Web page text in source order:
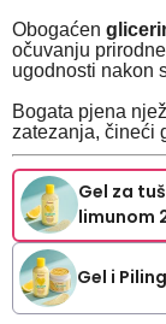
Obogaćen
očuvanju
ugodnosti nakon
Bogata pjena
zatezanja, čineći
Gel za
limunom
Gel i